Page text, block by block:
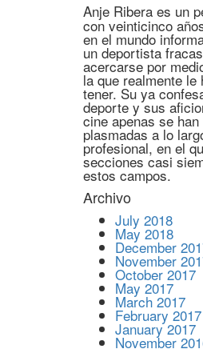
Anje Ribera es un
con veinticinco
en el mundo
un deportista
acercarse por
la que realmente le
tener. Su ya
deporte y sus
cine apenas se
plasmadas a lo
profesional, en el
secciones casi
estos campos.
Archivo
July 2018
May 2018
December
November
October 2017
May 2017
March 2017
February 2017
January 2017
November